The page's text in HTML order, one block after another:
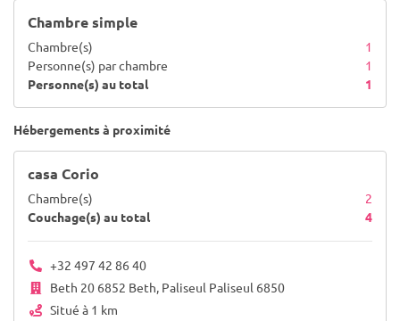
Chambre simple
Chambre(s)
1
Personne(s) par chambre
1
Personne(s) au total
1
Hébergements à proximité
casa Corio
Chambre(s)
2
Couchage(s) au total
4
+32 497 42 86 40
Beth 20 6852 Beth, Paliseul Paliseul 6850
Situé à 1 km